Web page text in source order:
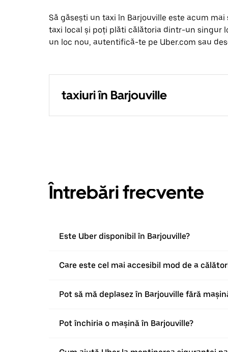
Să găsești un taxi în Barjouville este acum
taxi local și poți plăti călătoria dintr-un singur
un loc nou, autentifică-te pe Uber.com sau
taxiuri în Barjouville
Întrebări frecvente
Este Uber disponibil în Barjouville?
Care este cel mai accesibil mod de a
Pot să mă deplasez în Barjouville fără
Pot închiria o mașină în Barjouville?